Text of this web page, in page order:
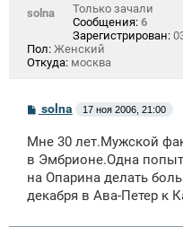
solna
Только зачали
Сообщения: 6
Зарегистрирован:
Пол: Женский
Откуда: москва
С
о
б
щ
н
и
solna 17 ноя 2006, 21:00
Мне 30 лет.Мужской
в Эмбрионе.Одна
на Опарина делать
декабря в Ава-Петер к